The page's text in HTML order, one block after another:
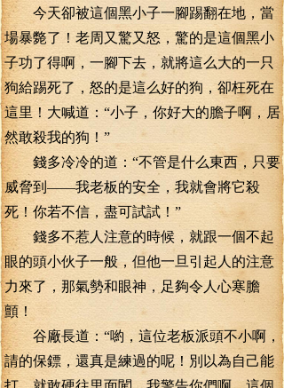
今天卻被這個黑小子一腳踢翻在地，當
場暴斃了！老周又驚又怒，驚的是這個黑小
子功了得啊，一腳下去，就將這么大的一只
狗給踢死了，怒的是這么好的狗，卻枉死在
這里！大喊道：“小子，你好大的膽子啊，居
然敢殺我的狗！”
錢多冷冷的道：“不管是什么東西，只要
威脅到——我老板的安全，我就會將它殺
死！你若不信，盡可試試！”
錢多不惹人注意的時候，就跟一個不起
眼的頭小伙子一般，但他一旦引起人的注意
力來了，那氣勢和眼神，足夠令人心寒膽
顫！
谷廠長道：“喲，這位老板派頭不小啊，
請的保鏢，還真是練過的呢！別以為自己能